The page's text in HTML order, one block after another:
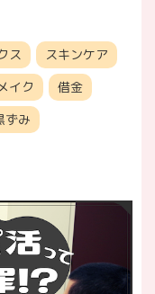
ス
スキンケア
メイク
借金
ずみ